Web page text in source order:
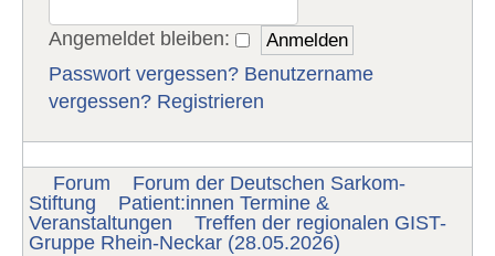
Angemeldet bleiben:
Passwort vergessen? Benutzername
vergessen? Registrieren
Forum
Forum der Deutschen Sarkom-
Stiftung
Patient:innen Termine &
Veranstaltungen
Treffen der regionalen GIST-
Gruppe Rhein-Neckar (28.05.2026)